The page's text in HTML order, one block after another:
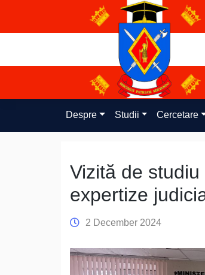
content
Despre Studii Cercetare
Vizită de
expertize
2 December 2024